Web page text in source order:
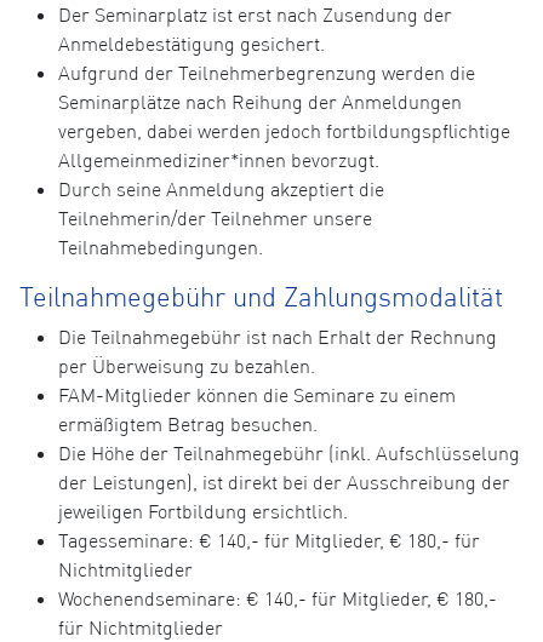
Der Seminarplatz ist erst nach Zusendung der
Anmeldebestätigung gesichert.
Aufgrund der Teilnehmerbegrenzung werden die
Seminarplätze nach Reihung der Anmeldungen
vergeben, dabei werden jedoch fortbildungspflichtige
Allgemeinmediziner*innen bevorzugt.
Durch seine Anmeldung akzeptiert die
Teilnehmerin/der Teilnehmer unsere
Teilnahmebedingungen.
Teilnahmegebühr und Zahlungsmodalität
Die Teilnahmegebühr ist nach Erhalt der Rechnung
per Überweisung zu bezahlen.
FAM-Mitglieder können die Seminare zu einem
ermäßigtem Betrag besuchen.
Die Höhe der Teilnahmegebühr (inkl. Aufschlüsselung
der Leistungen), ist direkt bei der Ausschreibung der
jeweiligen Fortbildung ersichtlich.
Tagesseminare: € 140,- für Mitglieder, € 180,- für
Nichtmitglieder
Wochenendseminare: € 140,- für Mitglieder, € 180,-
für Nichtmitglieder